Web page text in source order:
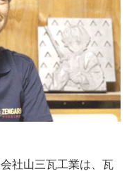
社山三瓦工業は、瓦